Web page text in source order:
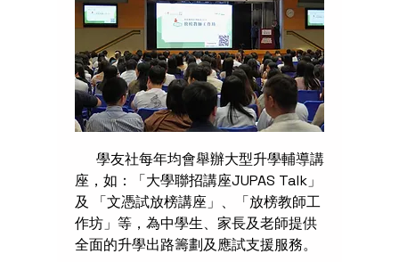
學友社每年均會舉辦大型升學輔導講
座，如：「大學聯招講座JUPAS Talk」
及 「文憑試放榜講座」、「放榜教師工
作坊」等，為中學生、家長及老師提供
全面的升學出路籌劃及應試支援服務。